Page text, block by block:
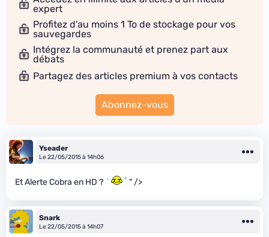
expert
Profitez d'au moins 1 To de stockage pour vos
sauvegardes
Intégrez la communauté et prenez part aux
débats
Partagez des articles premium à vos contacts
Abonnez-vous
Yseader
Le 22/05/2015 à 14h06
Et Alerte Cobra en HD ? " />
Snark
Le 22/05/2015 à 14h07